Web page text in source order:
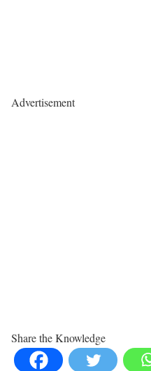
Advertisement
Share the Knowledge